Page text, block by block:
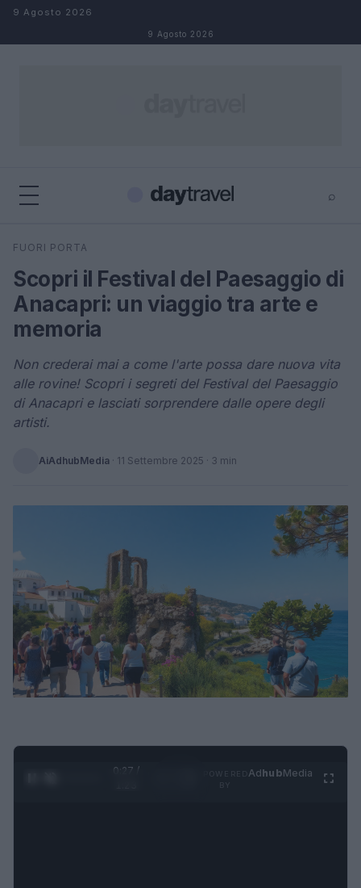
Salta al contenuto
9 Agosto 2026
9 Agosto 2026
⌕
Cerca
FUORI PORTA
Scopri il Festival del Paesaggio di
Anacapri: un viaggio tra arte e
memoria
Non crederai mai a come l'arte possa dare nuova vita
alle rovine! Scopri i segreti del Festival del Paesaggio
di Anacapri e lasciati sorprendere dalle opere degli
artisti.
AiAdhubMedia · 11 Settembre 2025 · 3 min
0:28 /
AdhubMedia